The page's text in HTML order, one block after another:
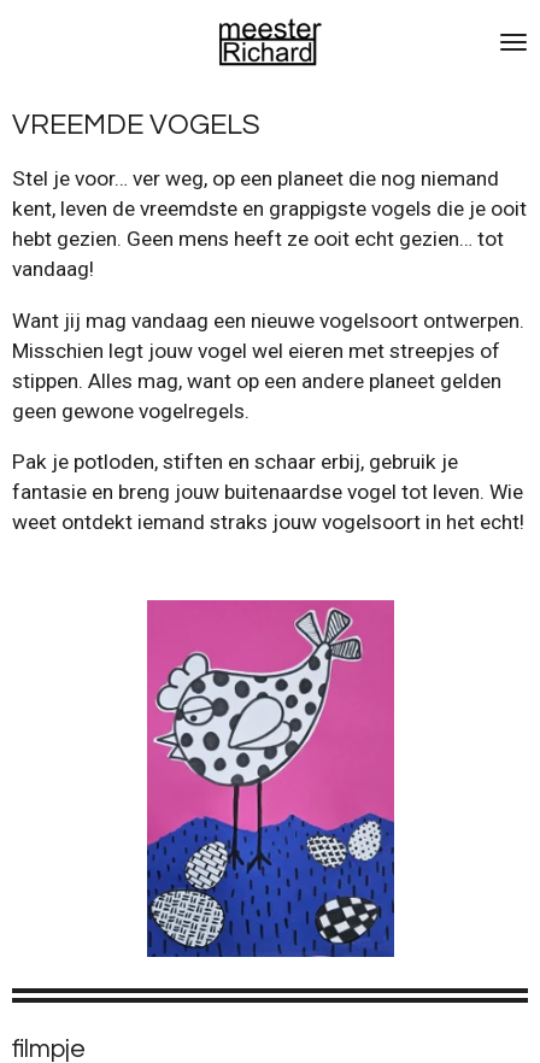
de
VREEMDE VOGELS
Stel je voor… ver weg, op een planeet die nog niemand
kent, leven de vreemdste en grappigste vogels die je ooit
hebt gezien. Geen mens heeft ze ooit echt gezien… tot
vandaag!
Want jij mag vandaag een nieuwe vogelsoort ontwerpen.
Misschien legt jouw vogel wel eieren met streepjes of
stippen. Alles mag, want op een andere planeet gelden
geen gewone vogelregels.
Pak je potloden, stiften en schaar erbij, gebruik je
fantasie en breng jouw buitenaardse vogel tot leven. Wie
weet ontdekt iemand straks jouw vogelsoort in het echt!
filmpje